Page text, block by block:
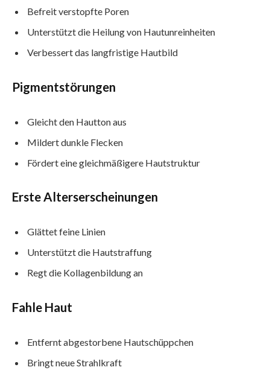
Befreit verstopfte Poren
Unterstützt die Heilung von Hautunreinheiten
Verbessert das langfristige Hautbild
Pigmentstörungen
Gleicht den Hautton aus
Mildert dunkle Flecken
Fördert eine gleichmäßigere Hautstruktur
Erste Alterserscheinungen
Glättet feine Linien
Unterstützt die Hautstraffung
Regt die Kollagenbildung an
Fahle Haut
Entfernt abgestorbene Hautschüppchen
Bringt neue Strahlkraft